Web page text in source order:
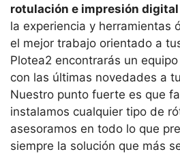
rotulación e impresión
la experiencia y herramientas
el mejor trabajo orientado a
Plotea2 encontrarás un
con las últimas novedades a
Nuestro punto fuerte es que
instalamos cualquier tipo de
asesoramos en todo lo que
siempre la solución que más